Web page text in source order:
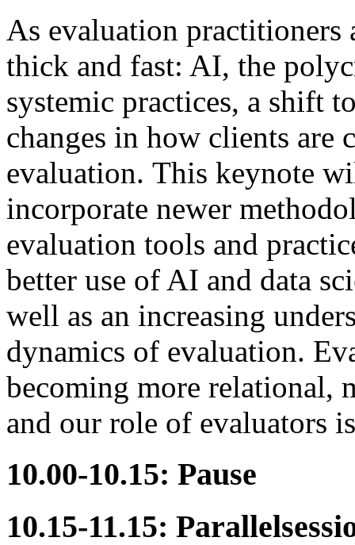
As evaluation practitioners
thick and fast: AI, the
systemic practices, a shift
changes in how clients are
evaluation. This keynote
incorporate newer
evaluation tools and
better use of AI and data
well as an increasing
dynamics of evaluation.
becoming more relational,
and our role of evaluators
10.00-10.15: Pause
10.15-11.15: